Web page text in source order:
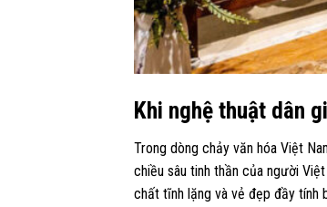
Khi nghệ thuật dân
Trong dòng chảy văn hóa Việt
chiều sâu tinh thần của người
chất tĩnh lặng và vẻ đẹp đầy tính